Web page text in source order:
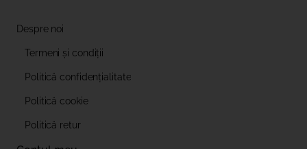
Despre noi
Termeni și condiții
Politică confidențialitate
Politică cookie
Politică retur